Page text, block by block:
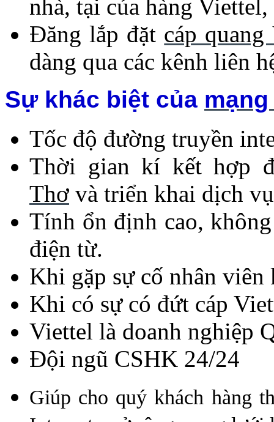
nhà, tại của hàng
Đăng lắp đặt cáp
dàng qua các kênh liên
Sự khác biệt của
Tốc độ đường truyền
Thời gian kí kết hợp
Thơ và triển khai dịch
Tính ổn định cao,
điện từ.
Khi gặp sự cố nhân
Khi có sự có đứt cáp
Viettel là doanh nghiệp
Đội ngũ CSHK 24/24
Giúp cho quý khách hàng